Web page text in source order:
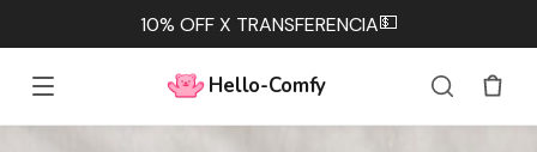
10% OFF X TRANSFERENCIA💵
Hello-Comfy